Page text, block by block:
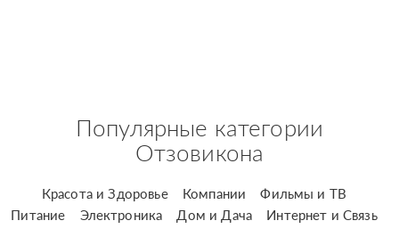
Популярные категории
Отзовикона
Красота и Здоровье Компании
Фильмы и ТВ
Питание
Электроника Дом и Дача
Интернет и Связь